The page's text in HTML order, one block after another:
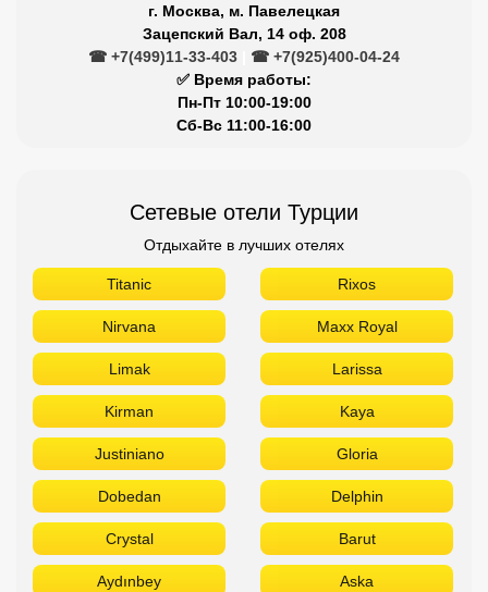
г. Москва, м. Павелецкая
Зацепский Вал, 14 оф. 208
☎ +7(499)11-33-403
☎ +7(925)400-04-24
✅ Время работы:
Пн-Пт 10:00-19:00
Сб-Вс 11:00-16:00
Сетевые отели Турции
Отдыхайте в лучших отелях
Titanic Rixos
Nirvana Maxx Royal
Limak Larissa
Kirman Kaya
Justiniano Gloria
Dobedan Delphin
Crystal Barut
Aydınbey Aska